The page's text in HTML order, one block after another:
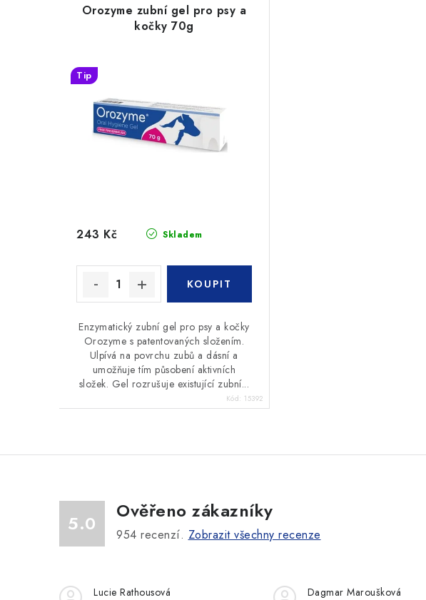
Orozyme zubní gel pro psy a
kočky 70g
Tip
Skladem
243 Kč
Enzymatický zubní gel pro psy a kočky
Orozyme s patentovaných složením.
Ulpívá na povrchu zubů a dásní a
umožňuje tím působení aktivních
složek. Gel rozrušuje existující zubní...
Kód: 15392
5.0
Ověřeno zákazníky
954 recenzí. Zobrazit všechny recenze
Lucie Rathousová Dagmar Maroušková